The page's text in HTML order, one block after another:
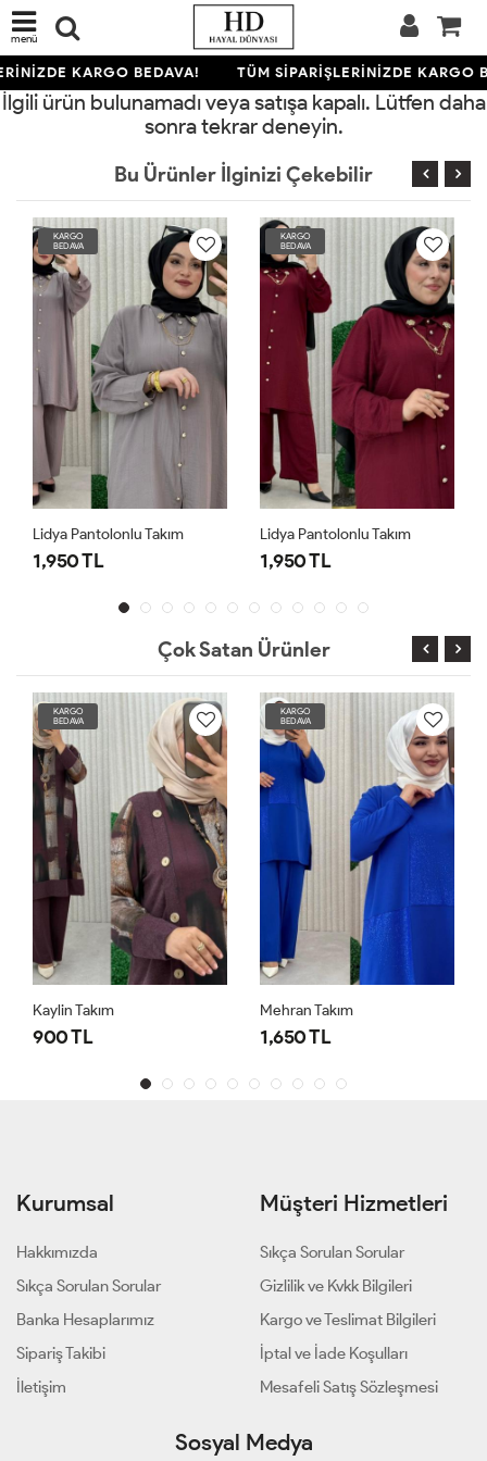
menü
KARGO BEDAVA! TÜM SİPARİŞLERİNİZDE KARGO
İlgili ürün bulunamadı veya satışa kapalı. Lütfen daha
sonra tekrar deneyin.
Bu Ürünler İlginizi Çekebilir
KARGO
BEDAVA
Lidya Pantolonlu Takım
1,950 TL
KARGO
BEDAVA
Lidya Pantolonlu Takım
1,950 TL
Çok Satan Ürünler
KARGO
BEDAVA
Kaylin Takım
900 TL
KARGO
BEDAVA
Mehran Takım
1,650 TL
Kurumsal
Hakkımızda
Sıkça Sorulan Sorular
Banka Hesaplarımız
Sipariş Takibi
İletişim
Müşteri Hizmetleri
Sıkça Sorulan Sorular
Gizlilik ve Kvkk Bilgileri
Kargo ve Teslimat Bilgileri
İptal ve İade Koşulları
Mesafeli Satış Sözleşmesi
Sosyal Medya